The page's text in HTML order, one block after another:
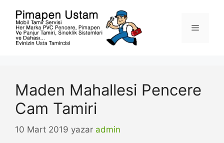
Menü
Maden Mahallesi Pencere
Cam Tamiri
10 Mart 2019 yazar admin